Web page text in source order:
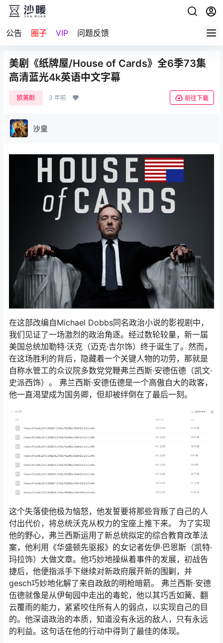
公告 圈子 VIP 问题反馈
美剧《纸牌屋/House of Cards》全6季73集
高清蓝光4k英语中文字幕
欧美剧 3 年前 前往下载
沙皇
在这部改编自Michael Dobbs同名政治小说的影视剧中，
我们见证了一场激烈的政治角逐。经过数轮较量，新一届
美国总统加勒特·沃克（迈克·吉尔饰）终于诞生了。然而，
在这场胜利的背后，隐藏着一个关键人物的功劳，那就是
自称水管工的众议院多数党党鞭弗兰西斯·安德伍德（凯文·
史派西饰）。 弗兰西斯·安德伍德是一个高傲自大的政客，
他一直渴望成为国务卿，但却被绊倒在了最后一刻。
这个失落使他极为恼怒，他发誓要将那些背叛了自己的人
付出代价，将总统沃克从权力的宝座上推下来。 为了实现
他的野心，弗兰西斯运用了新总统拟定的综合教育改革法
案，他利用《华盛顿先驱报》的女记者佐伊·巴恩斯（凯特·
玛拉饰）大做文章。他巧妙地操纵着事件的发展，初战告
捷后，他便指派手下继续对新政府展开新的围剿，并
gesch巧妙地化解了来自政敌的明枪暗箭。 弗兰西斯·安德
伍德就像是从伊甸园中走出的毒蛇，他以其巧舌如簧、翻
云覆雨的能力，紧紧咬住所有人的弱点，以实现自己的目
的。他深谙政治的本质，知道没有永远的敌人，只有永远
的利益。这句话在他的行动中得到了最佳的体现。